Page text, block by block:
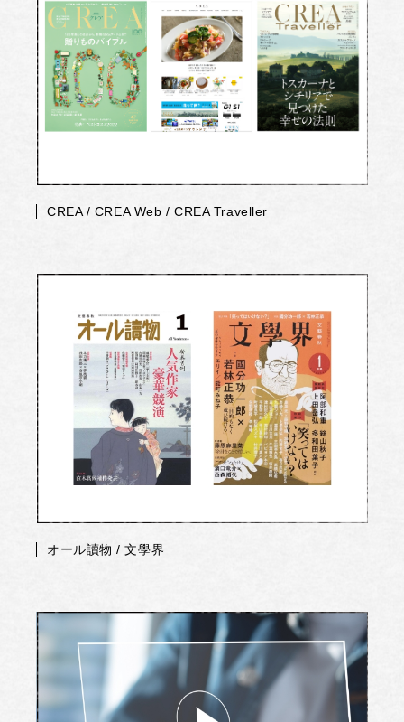
CREA / CREA Web / CREA Traveller
オール讀物 / 文學界